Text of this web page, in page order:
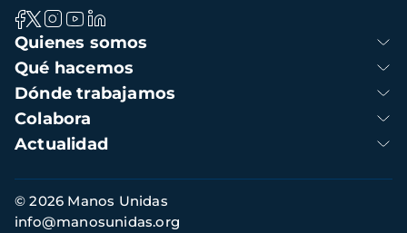
Navegación
principal
Quienes somos
Qué hacemos
Dónde trabajamos
Colabora
Actualidad
Información
de
© 2026 Manos Unidas
info@manosunidas.org